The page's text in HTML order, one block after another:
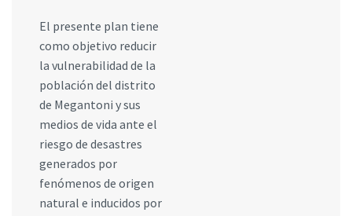
El presente plan tiene
como objetivo reducir
la vulnerabilidad de la
población del distrito
de Megantoni y sus
medios de vida ante el
riesgo de desastres
generados por
fenómenos de origen
natural e inducidos por